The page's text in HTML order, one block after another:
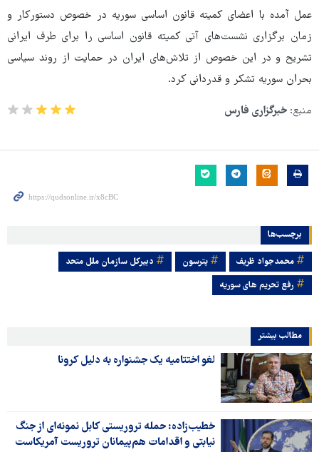
عمل آمده با اعضای کمیته قانون اساسی سوریه در خصوص دستورکار و
زمان برگزاری نشست‌های آتی کمیته قانون اساسی را برای طرف ایرانی
تشریح و در این خصوص از تلاش‌های ایران در حمایت از روند سیاسی
بحران سوریه تشکر و قدردانی کرد.
منبع: خبرگزاری فارس
برچسب‌ها
محمدجواد ظریف پترسون
دبیرکل سازمان ملل متحد
رفع تحریم های سوریه
مطالب بیشتر
لغو اختتامیه یک جشنواره به دلیل کرونا
خطیب‌زاده: حمله تروریستی کابل نمونه‌ای از جنگ
نیابتی و اقدامات هم‌پیمانان تروریست آمریکاست